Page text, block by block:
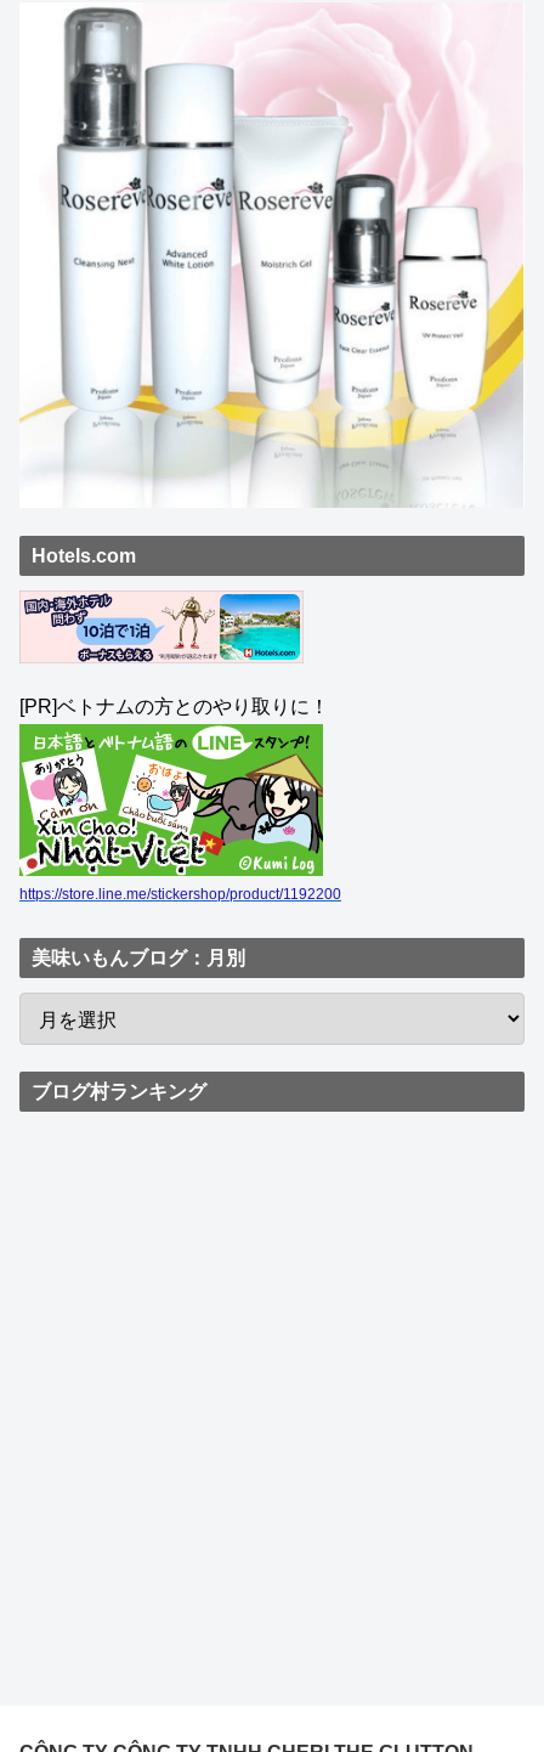
Hotels.com
[PR]ベトナムの方とのやり取りに！
https://store.line.me/stickershop/product/1192200
美味いもんブログ：月別
ブログ村ランキング